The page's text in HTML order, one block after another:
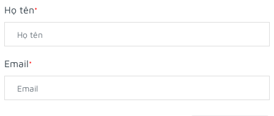
Họ tên*
Email*